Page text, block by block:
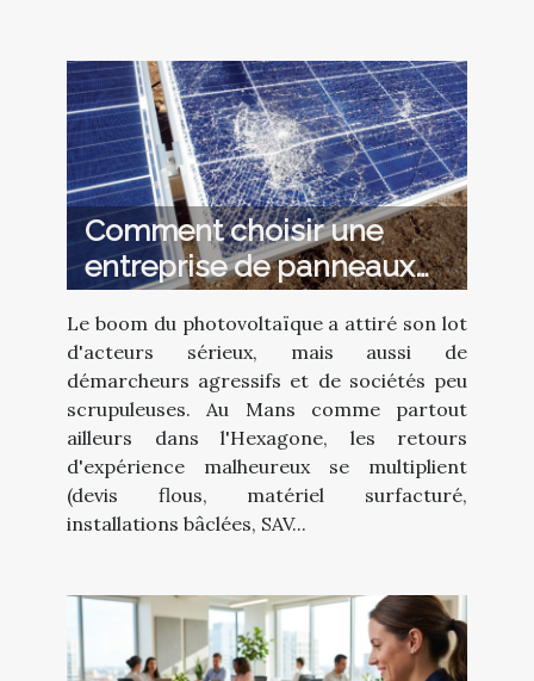
Comment choisir une
entreprise de panneaux
solaires au Mans sans
tomber sur une arnaque ?
Le boom du photovoltaïque a attiré son lot
d'acteurs sérieux, mais aussi de
démarcheurs agressifs et de sociétés peu
scrupuleuses. Au Mans comme partout
ailleurs dans l'Hexagone, les retours
d'expérience malheureux se multiplient
(devis flous, matériel surfacturé,
installations bâclées, SAV...